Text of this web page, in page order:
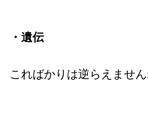
・遺伝
こればかりは逆らえませ